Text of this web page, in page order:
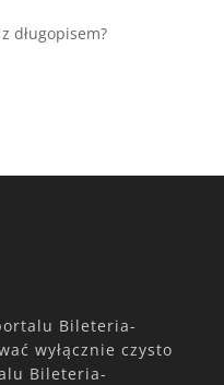
długopisem?
Bileteria-
wyłącznie czysto
Bileteria-